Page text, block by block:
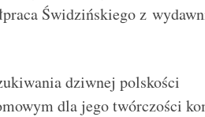
Świdzińskiego z
dziwnej polskości
dla jego twórczości